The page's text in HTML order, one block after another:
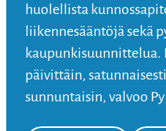
huolellista
liikennesääntöjä sekä
kaupunkisuunnittelua.
päivittäin,
sunnuntaisin, valvoo